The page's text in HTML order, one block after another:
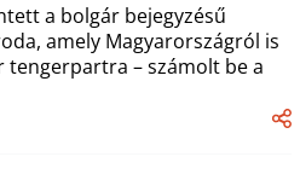
a bolgár bejegyzésű
amely Magyarországról is
– számolt be a